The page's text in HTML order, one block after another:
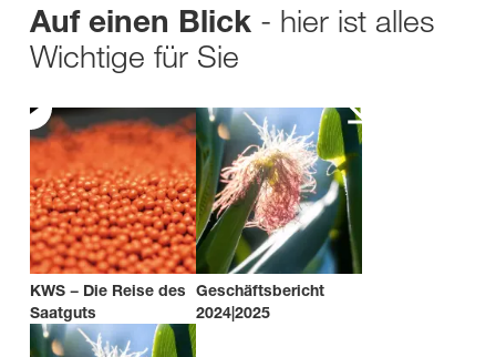
Auf einen Blick - hier ist alles
Wichtige für Sie
KWS − Die Reise des
Saatguts
Geschäftsbericht
2024|2025